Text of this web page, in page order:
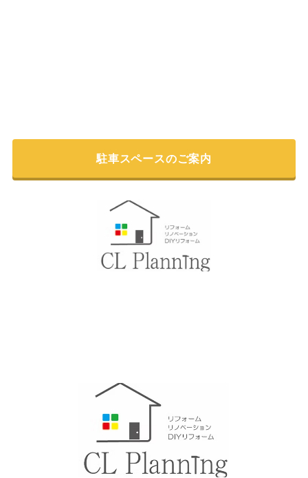
駐車スペースのご案内